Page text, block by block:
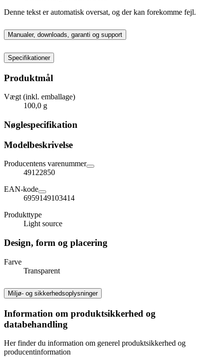
Denne tekst er automatisk oversat, og der kan forekomme fejl.
Manualer, downloads, garanti og support
Specifikationer
Produktmål
Vægt (inkl. emballage)
100,0 g
Nøglespecifikation
Modelbeskrivelse
Producentens varenummer
49122850
EAN-kode
6959149103414
Produkttype
Light source
Design, form og placering
Farve
Transparent
Miljø- og sikkerhedsoplysninger
Information om produktsikkerhed og
databehandling
Her finder du information om generel produktsikkerhed og
producentinformation